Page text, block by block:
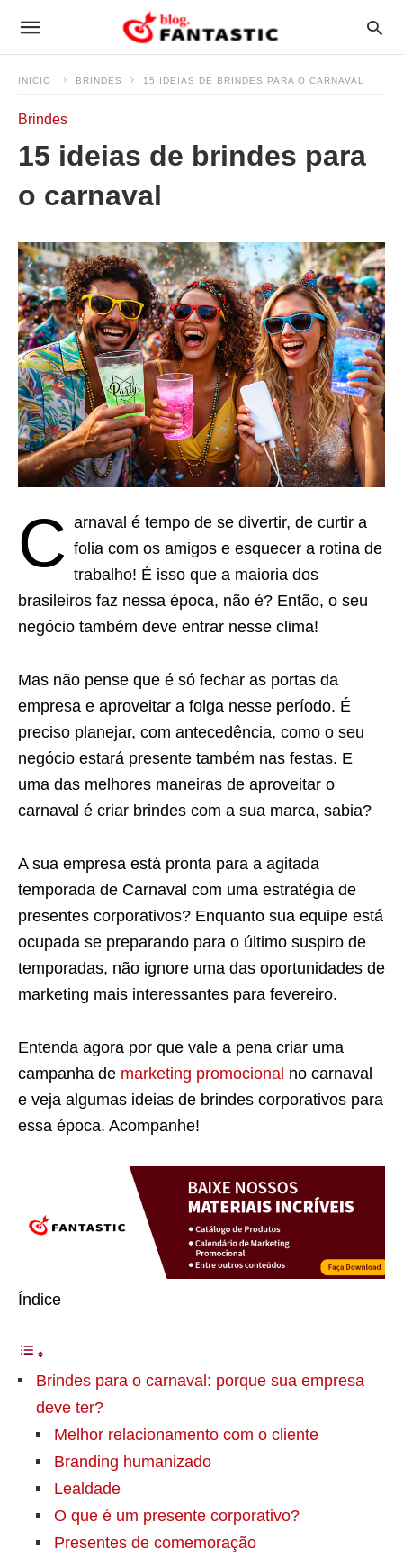
INICIO BRINDES 15 IDEIAS DE BRINDES PARA O CARNAVAL
Brindes
15 ideias de brindes para
o carnaval
C arnaval é tempo de se divertir, de curtir a
folia com os amigos e esquecer a rotina de
trabalho! É isso que a maioria dos
brasileiros faz nessa época, não é? Então, o seu
negócio também deve entrar nesse clima!
Mas não pense que é só fechar as portas da
empresa e aproveitar a folga nesse período. É
preciso planejar, com antecedência, como o seu
negócio estará presente também nas festas. E
uma das melhores maneiras de aproveitar o
carnaval é criar brindes com a sua marca, sabia?
A sua empresa está pronta para a agitada
temporada de Carnaval com uma estratégia de
presentes corporativos? Enquanto sua equipe está
ocupada se preparando para o último suspiro de
temporadas, não ignore uma das oportunidades de
marketing mais interessantes para fevereiro.
Entenda agora por que vale a pena criar uma
campanha de marketing promocional no carnaval
e veja algumas ideias de brindes corporativos para
essa época. Acompanhe!
Índice
Brindes para o carnaval: porque sua empresa
deve ter?
Melhor relacionamento com o cliente
Branding humanizado
Lealdade
O que é um presente corporativo?
Presentes de comemoração